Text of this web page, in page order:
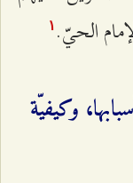
الحيّ. ۱
وكيفيّة